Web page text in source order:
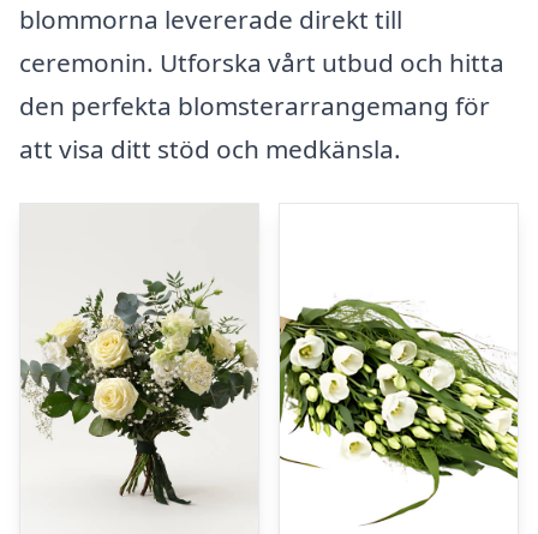
blommorna levererade direkt till
ceremonin. Utforska vårt utbud och hitta
den perfekta blomsterarrangemang för
att visa ditt stöd och medkänsla.